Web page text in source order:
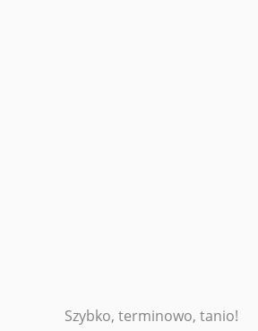
Szybko, terminowo, tanio!